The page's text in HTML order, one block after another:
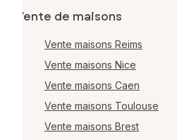
Vente de maisons
Vente maisons Reims
Vente maisons Nice
Vente maisons Caen
Vente maisons Toulouse
Vente maisons Brest